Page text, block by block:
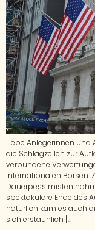
Liebe Anlegerinnen und
die Schlagzeilen zur
verbundene
internationalen Börsen.
Dauerpessimisten
spektakuläre Ende des
natürlich kam es auch
sich erstaunlich […]